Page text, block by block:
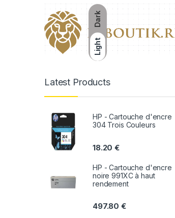
Dark
Light
Latest Products
HP - Cartouche d'encre
304 Trois Couleurs
18.20€
HP - Cartouche d'encre
noire 991XC à haut
rendement
497.80€